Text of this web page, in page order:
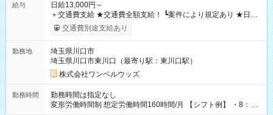
給与
日給13,000円～
＋交通費支給 ★交通費全額支給！ ┗案件により規定あり ★日払
いOK！（規定あり） ┗働いたその日に現金GET♪ お仕事後はコ
ンビニATMから 日払い分を引き落とせます！ 【試用期間】試
交通費別途支給あり
勤務地
埼玉県川口市
埼玉県川口市東川口（最寄り駅：東川口駅）
株式会社ワンベルウッズ
勤務時間
勤務時間は指定なし
変形労働時間制 想定労働時間160時間/月 【シフト例】 ・8：00